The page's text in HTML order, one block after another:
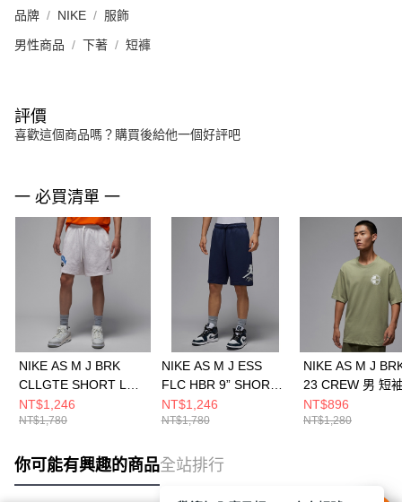
品牌 NIKE 服飾
男性商品 下著 短褲
評價
喜歡這個商品嗎？購買後給他一個好評吧
一 必買清單 一
NIKE AS M J BRK
CLLGTE SHORT LB
男 短褲 HV0096051
NT$1,246
NT$1,780
NIKE AS M J ESS
FLC HBR 9” SHORT
LB 男 短褲
FV7310410
NT$1,246
NT$1,780
NIKE AS M J
23 CREW 男 短
HQ8945238
NT$896
NT$1,280
你可能有興趣的商品全站排行